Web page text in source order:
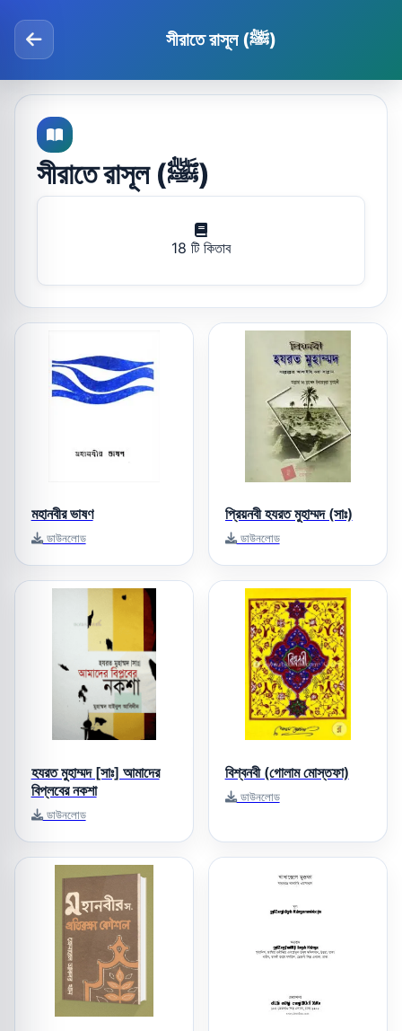
সীরাতে রাসূল (ﷺ)
সীরাতে রাসূল (ﷺ)
18 টি কিতাব
মহানবীর ভাষণ
ডাউনলোড
প্রিয়নবী হযরত মুহাম্মদ (সাঃ)
ডাউনলোড
হযরত মুহাম্মদ [সাঃ] আমাদের
বিপ্লবের নকশা
ডাউনলোড
বিশ্বনবী (গোলাম মোস্তফা)
ডাউনলোড